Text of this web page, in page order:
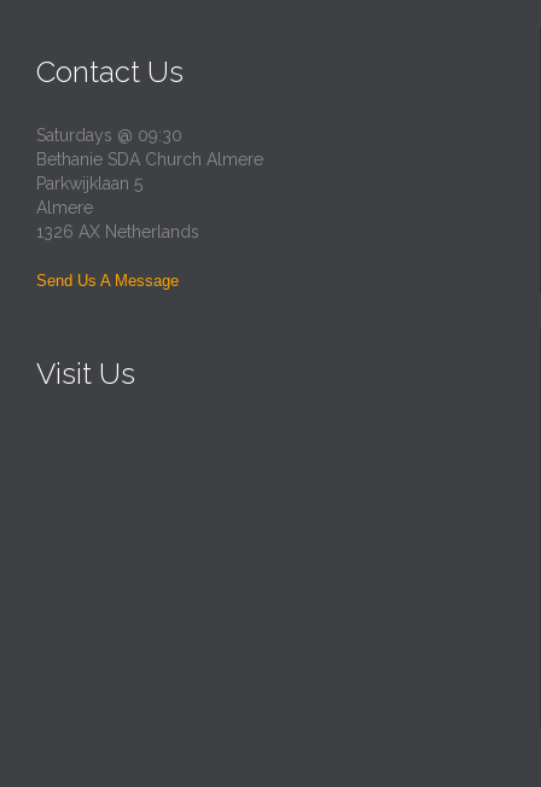
Contact Us
Saturdays @ 09:30
Bethanie SDA Church Almere
Parkwijklaan 5
Almere
1326 AX Netherlands
Send Us A Message
Visit Us